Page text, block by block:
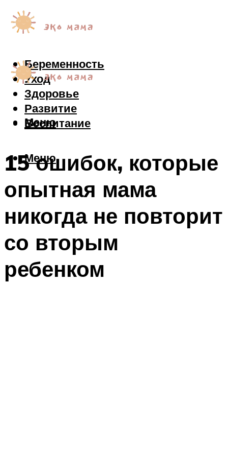
Беременность
Уход
Здоровье
Развитие
Воспитание
Меню
Меню
15 ошибок, которые
опытная мама
никогда не повторит
со вторым
ребенком